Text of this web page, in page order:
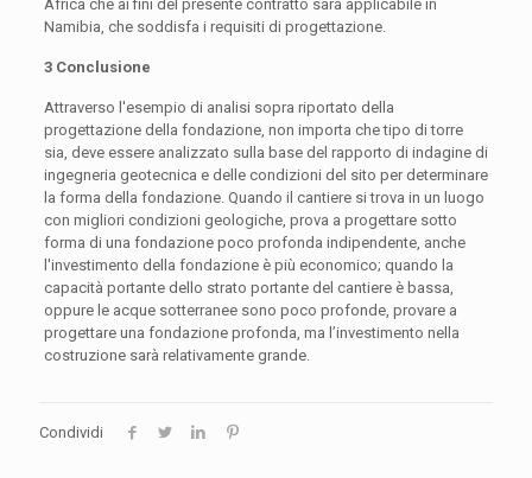
Africa che ai fini del presente contratto sarà applicabile in
Namibia, che soddisfa i requisiti di progettazione.
3 Conclusione
Attraverso l'esempio di analisi sopra riportato della
progettazione della fondazione, non importa che tipo di torre
sia, deve essere analizzato sulla base del rapporto di indagine di
ingegneria geotecnica e delle condizioni del sito per determinare
la forma della fondazione. Quando il cantiere si trova in un luogo
con migliori condizioni geologiche, prova a progettare sotto
forma di una fondazione poco profonda indipendente, anche
l'investimento della fondazione è più economico; quando la
capacità portante dello strato portante del cantiere è bassa,
oppure le acque sotterranee sono poco profonde, provare a
progettare una fondazione profonda, ma l’investimento nella
costruzione sarà relativamente grande.
Condividi